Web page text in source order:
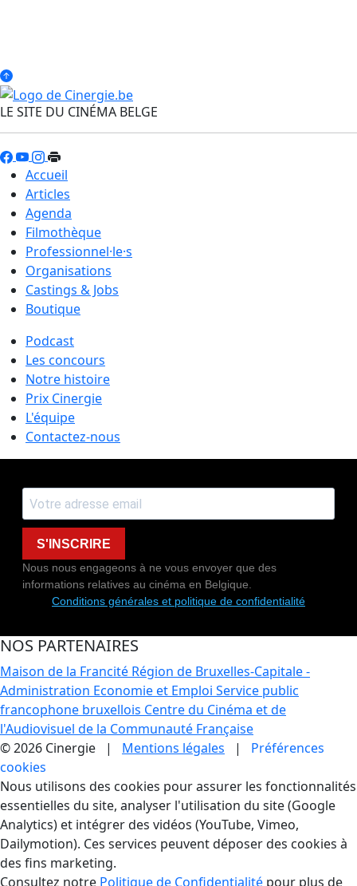
LE SITE DU CINÉMA BELGE
Accueil
Articles
Agenda
Filmothèque
Professionnel·le·s
Organisations
Castings & Jobs
Boutique
Podcast
Les concours
Notre histoire
Prix Cinergie
L'équipe
Contactez-nous
S'INSCRIRE
Nous nous engageons à ne vous envoyer que des
informations relatives au cinéma en Belgique.
Conditions générales et politique de confidentialité
NOS PARTENAIRES
Maison de la Francité Région de Bruxelles-Capitale -
Administration Economie et Emploi Service public
francophone bruxellois Centre du Cinéma et de
l'Audiovisuel de la Communauté Française
© 2026 Cinergie | Mentions légales | Préférences
cookies
Gestion des Cookies
Nous utilisons des cookies pour assurer les fonctionnalités
essentielles du site, analyser l'utilisation du site (Google
Analytics) et intégrer des vidéos (YouTube, Vimeo,
Dailymotion). Ces services peuvent déposer des cookies à
des fins marketing.
Consultez notre Politique de Confidentialité pour plus de